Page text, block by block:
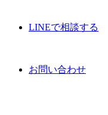
LINEで相談する
お問い合わせ